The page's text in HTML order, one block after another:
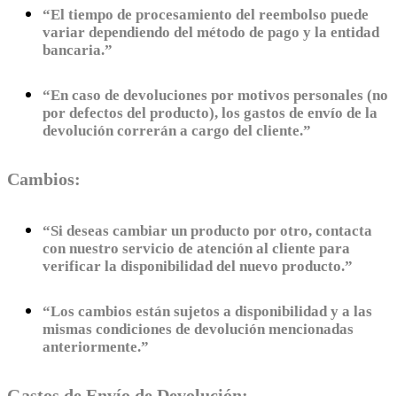
“El tiempo de procesamiento del reembolso puede
variar dependiendo del método de pago y la entidad
bancaria.”
“En caso de devoluciones por motivos personales (no
por defectos del producto), los gastos de envío de la
devolución correrán a cargo del cliente.”
Cambios:
“Si deseas cambiar un producto por otro, contacta
con nuestro servicio de atención al cliente para
verificar la disponibilidad del nuevo producto.”
“Los cambios están sujetos a disponibilidad y a las
mismas condiciones de devolución mencionadas
anteriormente.”